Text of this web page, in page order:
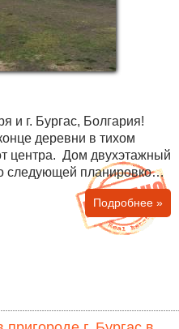
и г. Бургас, Болгария!
деревни в тихом
следующей планировкой:
Подробнее »